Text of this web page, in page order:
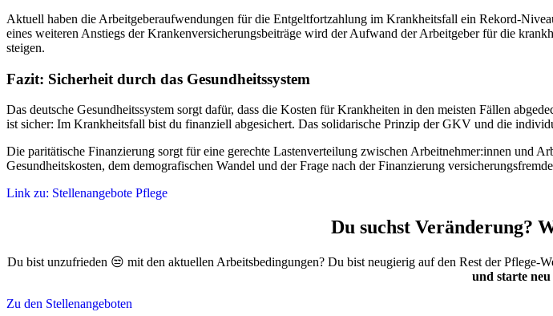
Aktuell haben die Arbeitgeberaufwendungen für die Entgeltfortzahlung im Krankheitsfall ein Rekord-
eines weiteren Anstiegs der Krankenversicherungsbeiträge wird der Aufwand der Arbeitgeber für die
steigen.
Fazit: Sicherheit durch das Gesundheitssystem
Das deutsche Gesundheitssystem sorgt dafür, dass die Kosten für Krankheiten in den meisten Fällen
ist sicher: Im Krankheitsfall bist du finanziell abgesichert. Das solidarische Prinzip der GKV und die
Die paritätische Finanzierung sorgt für eine gerechte Lastenverteilung zwischen Arbeitnehmer:innen und
Gesundheitskosten, dem demografischen Wandel und der Frage nach der Finanzierung
Link zu: Stellenangebote Pflege
Du suchst Veränderung?
Du bist unzufrieden 😒 mit den aktuellen Arbeitsbedingungen? Du bist neugierig auf den Rest der Pflege-
und starte
Zu den Stellenangeboten